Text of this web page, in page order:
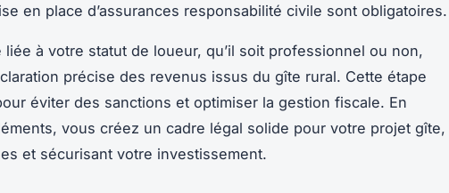
en place d’assurances responsabilité civile sont obligatoires.
liée à votre statut de loueur, qu’il soit professionnel ou non,
précise des revenus issus du gîte rural. Cette étape
éviter des sanctions et optimiser la gestion fiscale. En
vous créez un cadre légal solide pour votre projet gîte,
et sécurisant votre investissement.